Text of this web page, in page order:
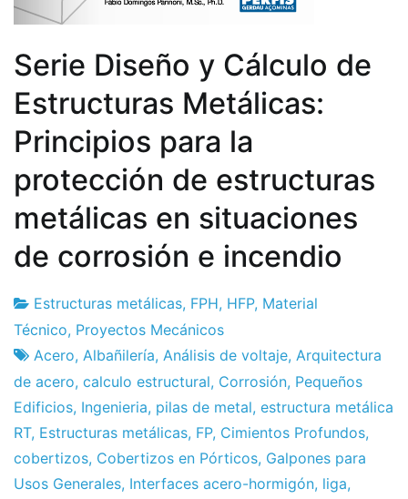
Serie Diseño y Cálculo de
Estructuras Metálicas:
Principios para la
protección de estructuras
metálicas en situaciones
de corrosión e incendio
Fábrica
de
proyectos
9
de
May
de
2013
Estructuras metálicas, FPH, HFP, Material
Técnico, Proyectos Mecánicos
Acero, Albañilería, Análisis de voltaje, Arquitectura
de acero, calculo estructural, Corrosión, Pequeños
Edificios, Ingenieria, pilas de metal, estructura metálica
RT, Estructuras metálicas, FP, Cimientos Profundos,
cobertizos, Cobertizos en Pórticos, Galpones para
Usos Generales, Interfaces acero-hormigón, liga,